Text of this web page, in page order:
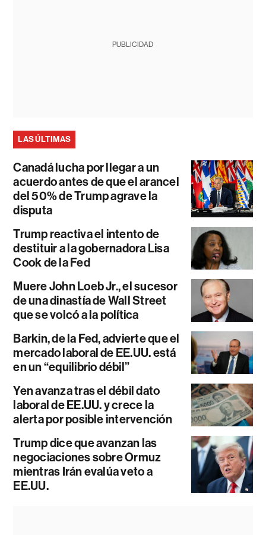
PUBLICIDAD
LAS ÚLTIMAS
Canadá lucha por llegar a un
acuerdo antes de que el arancel
del 50% de Trump agrave la
disputa
Trump reactiva el intento de
destituir a la gobernadora Lisa
Cook de la Fed
Muere John Loeb Jr., el sucesor
de una dinastía de Wall Street
que se volcó a la política
Barkin, de la Fed, advierte que el
mercado laboral de EE.UU. está
en un “equilibrio débil”
Yen avanza tras el débil dato
laboral de EE.UU. y crece la
alerta por posible intervención
Trump dice que avanzan las
negociaciones sobre Ormuz
mientras Irán evalúa veto a
EE.UU.